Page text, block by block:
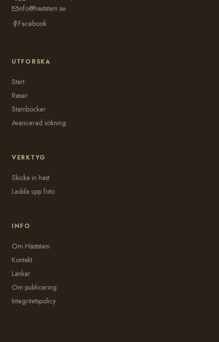
info@haststam.se
Facebook
UTFORSKA
Start
Raser
Stamböcker
Avancerad sökning
VERKTYG
Skicka in häst
Ladda upp foto
INFO
Om Häststam
Kontakt
Länkar
Om publicering
Integritetspolicy